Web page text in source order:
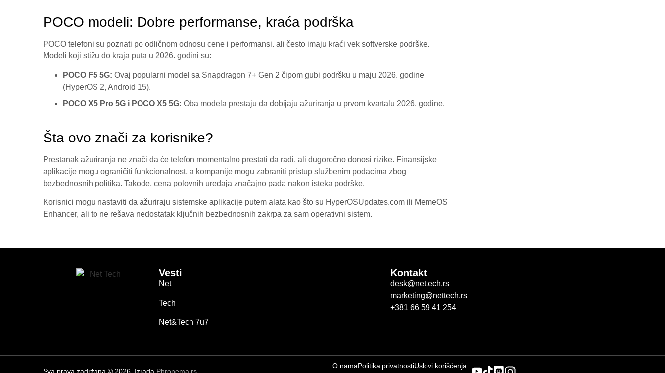
POCO modeli: Dobre performanse, kraća podrška
POCO telefoni su poznati po odličnom odnosu cene i performansi, ali često imaju kraći vek softverske podrške.
Modeli koji stižu do kraja puta u 2026. godini su:
POCO F5 5G: Ovaj popularni model sa Snapdragon 7+ Gen 2 čipom gubi podršku u maju 2026. godine
(HyperOS 2, Android 15).
POCO X5 Pro 5G i POCO X5 5G: Oba modela prestaju da dobijaju ažuriranja u prvom kvartalu 2026. godine.
Šta ovo znači za korisnike?
Prestanak ažuriranja ne znači da će telefon momentalno prestati da radi, ali dugoročno donosi rizike. Finansijske
aplikacije mogu ograničiti funkcionalnost, a kompanije mogu zabraniti pristup službenim podacima zbog
bezbednosnih politika. Takođe, cena polovnih uređaja značajno pada nakon isteka podrške.
Korisnici mogu nastaviti da ažuriraju sistemske aplikacije putem alata kao što su HyperOSUpdates.com ili MemeOS
Enhancer, ali to ne rešava nedostatak ključnih bezbednosnih zakrpa za sam operativni sistem.
Vesti
Net
Tech
Net&Tech 7u7
Kontakt
desk@nettech.rs
marketing@nettech.rs
+381 66 59 41 254
Sva prava zadržana © 2026. Izrada Phronema.rs
O namaPolitika privatnostiUslovi korišćenja